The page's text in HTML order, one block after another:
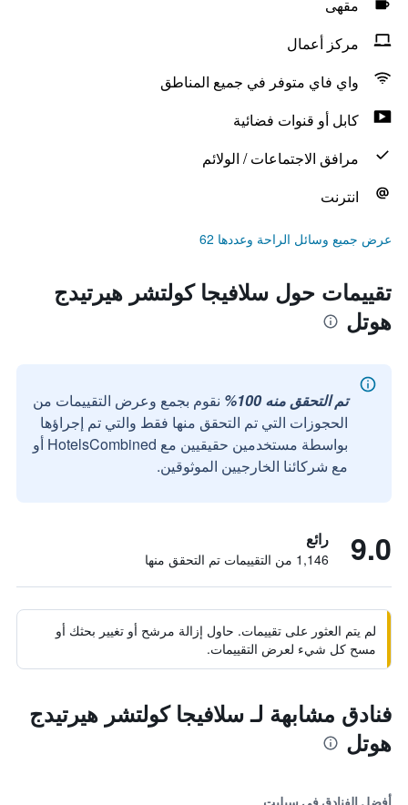
مقهى
مركز أعمال
واي فاي متوفر في جميع المناطق
كابل أو قنوات فضائية
مرافق الاجتماعات / الولائم
انترنت
عرض جميع وسائل الراحة وعددها 62
تقييمات حول سلافيجا كولتشر هيرتيدج
هوتل
تم التحقق منه 100%
نقوم بجمع وعرض التقييمات من
الحجوزات التي تم التحقق منها فقط والتي تم إجراؤها
بواسطة مستخدمين حقيقيين مع HotelsCombined أو
مع شركائنا الخارجيين الموثوقين.
9.0 رائع
1,146 من التقييمات تم التحقق منها
لم يتم العثور على تقييمات. حاول إزالة مرشح أو تغيير بحثك أو
مسح كل شيء لعرض التقييمات.
فنادق مشابهة لـ سلافيجا كولتشر هيرتيدج
هوتل
أفضل الفنادق في سبليت